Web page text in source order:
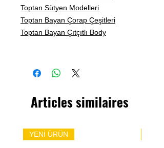
Toptan Sütyen Modelleri
Toptan Bayan Çorap Çeşitleri
Toptan Bayan Çıtçıtlı Body
Articles similaires
YENİ ÜRÜN